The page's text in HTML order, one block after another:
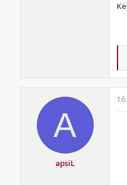
A
apsiL